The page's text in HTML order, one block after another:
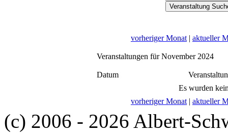
vorheriger Monat | aktueller
Veranstaltungen für November 2024
Datum
Es wurden
vorheriger Monat | aktueller
(c) 2006 - 2026 Albert-